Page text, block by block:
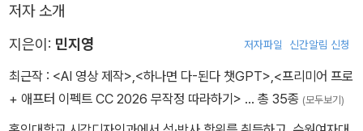
저자 소개
지은이: 민지영 저자파일 신간알림 신청
최근작 : <AI 영상 제작> <하나면 다-된다 챗GPT> <프리미어 프로
+ 애프터 이펙트 CC 2026 무작정 따라하기> … 총 35종 (모두보기)